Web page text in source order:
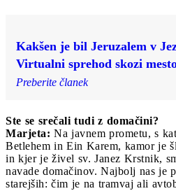
Kakšen je bil Jeruzalem v
Virtualni sprehod skozi
Preberite članek
Ste se srečali tudi z domačini?
Marjeta: Na javnem prometu, s
Betlehem in Ein Karem, kamor je
in kjer je živel sv. Janez Krstnik,
navade domačinov. Najbolj nas je
starejših: čim je na tramvaj ali